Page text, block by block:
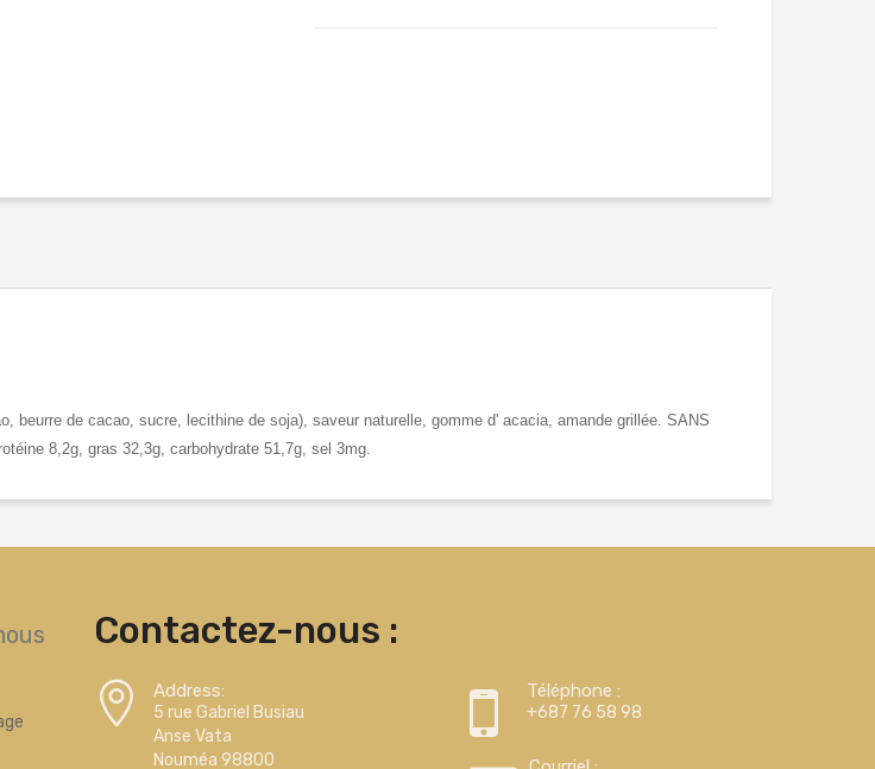
beurre de cacao, sucre, lecithine de soja), saveur naturelle, gomme d' acacia, amande grillée. SANS
8,2g, gras 32,3g, carbohydrate 51,7g, sel 3mg.
Contactez-nous :
Address:
5 rue Gabriel Busiau
Anse Vata
Nouméa 98800
Téléphone :
+687 76 58 98